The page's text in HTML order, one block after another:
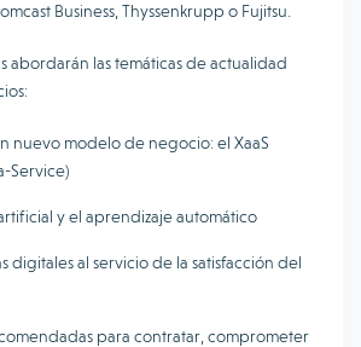
Business, Thyssenkrupp o Fujitsu.
abordarán las temáticas de actualidad
nuevo modelo de negocio: el XaaS
Service)
y el aprendizaje automático
digitales al servicio de la satisfacción del
para contratar, comprometer